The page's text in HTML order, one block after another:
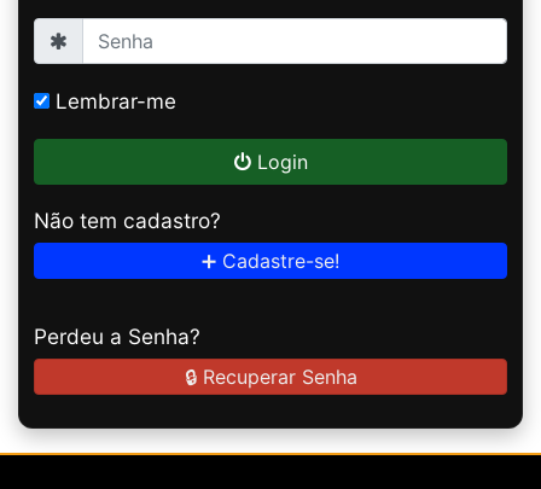
Lembrar-me
Login
Não tem cadastro?
➕ Cadastre-se!
Perdeu a Senha?
🔒 Recuperar Senha